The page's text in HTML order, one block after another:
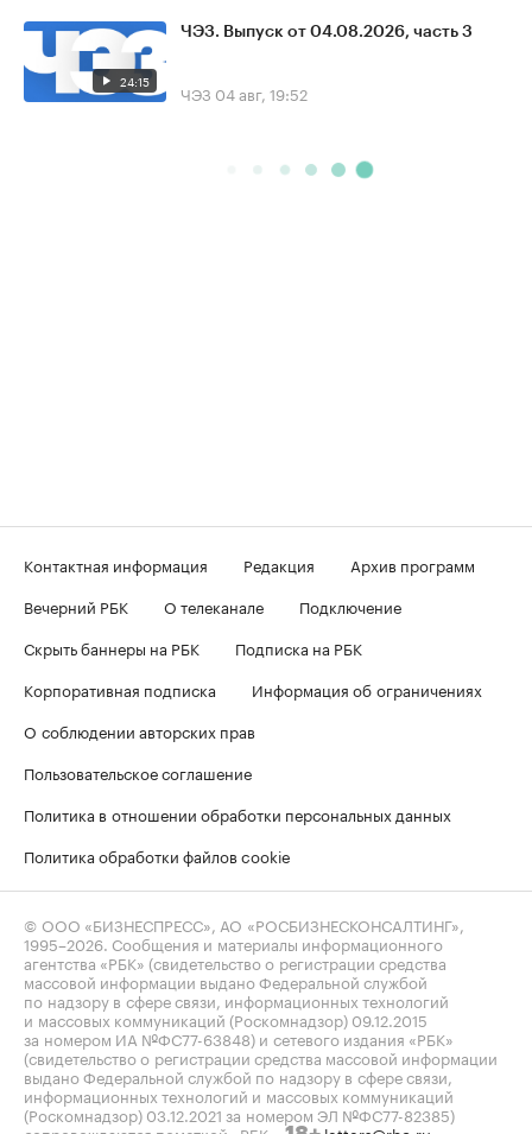
24:15
ЧЭЗ. Выпуск от 04.08.2026, часть 3
ЧЭЗ 04 авг, 19:52
Контактная информация Редакция
Архив программ
Вечерний РБК
О телеканале
Подключение
Скрыть баннеры на РБК
Подписка на РБК
Корпоративная подписка
Информация об ограничениях
О соблюдении авторских прав
Пользовательское соглашение
Политика в отношении обработки персональных данных
Политика обработки файлов cookie
© ООО «БИЗНЕСПРЕСС», АО «РОСБИЗНЕСКОНСАЛТИНГ»,
1995–2026 . Сообщения и материалы информационного
агентства «РБК» (свидетельство о регистрации средства
массовой информации выдано Федеральной службой
по надзору в сфере связи, информационных технологий
и массовых коммуникаций (Роскомнадзор) 09.12.2015
за номером ИА №ФС77-63848) и сетевого издания «РБК»
(свидетельство о регистрации средства массовой информации
выдано Федеральной службой по надзору в сфере связи,
информационных технологий и массовых коммуникаций
(Роскомнадзор) 03.12.2021 за номером ЭЛ №ФС77-82385)